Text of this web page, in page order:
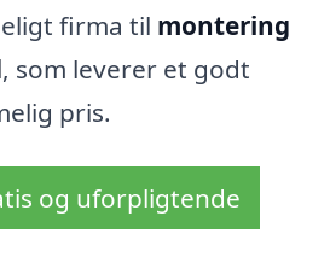
firma til montering
, som leverer et godt
pris.
og uforpligtende